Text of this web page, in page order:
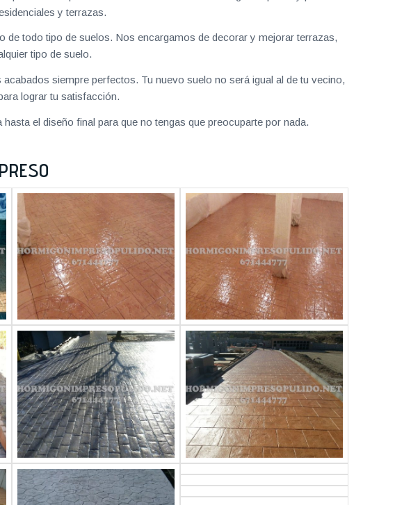
y terrazas.
todo tipo de suelos. Nos encargamos de decorar y mejorar terrazas,
tipo de suelo.
siempre perfectos. Tu nuevo suelo no será igual al de tu vecino,
lograr tu satisfacción.
el diseño final para que no tengas que preocuparte por nada.